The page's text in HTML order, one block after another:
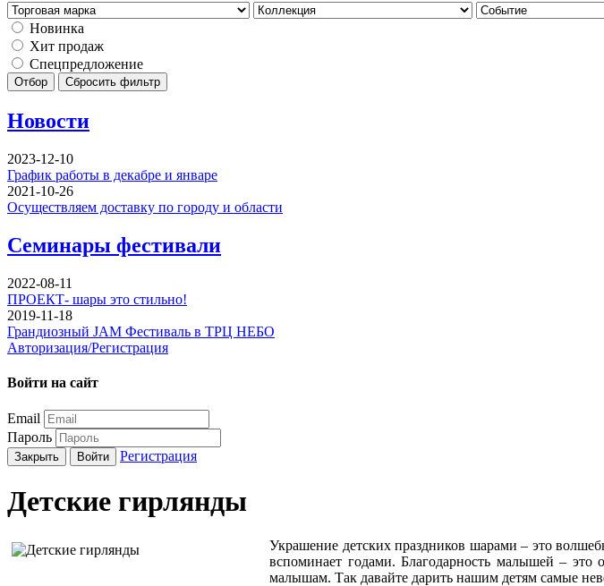
Новинка
Хит продаж
Спецпредложение
Отбор Сбросить фильтр
Новости
2023-12-10
График работы в декабре и январе
2021-10-26
Осуществляем доставку по городу и области
Семинары фестивали
2022-08-11
ПРОЕКТ- шары это стильно!
2019-11-18
Грандиозный JAM Фестиваль в ТРЦ НЕБО
Авторизация/Регистрация
Войти на сайт
Email
Пароль
Закрыть Войти Регистрация
Детские гирлянды
Украшение детских праздников шарами – это
вспоминает годами. Благодарность малышей – это
малышам. Так давайте дарить нашим детям самые